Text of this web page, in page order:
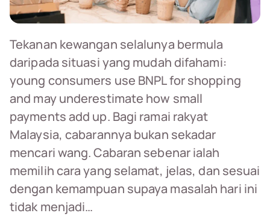
Tekanan kewangan selalunya bermula
daripada situasi yang mudah difahami:
young consumers use BNPL for shopping
and may underestimate how small
payments add up. Bagi ramai rakyat
Malaysia, cabarannya bukan sekadar
mencari wang. Cabaran sebenar ialah
memilih cara yang selamat, jelas, dan sesuai
dengan kemampuan supaya masalah hari ini
tidak menjadi…